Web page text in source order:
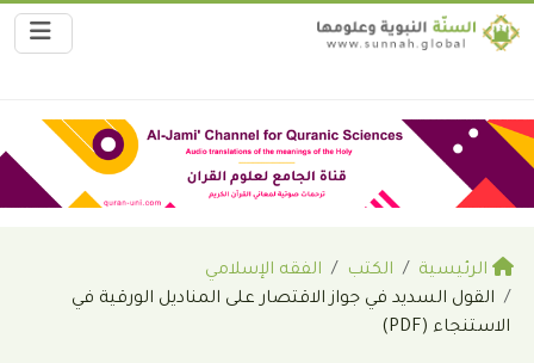
الرئيسية الكتب
الفقه الإسلامي
القول السديد في جواز الاقتصار على المناديل الورقية في
الاستنجاء (PDF)